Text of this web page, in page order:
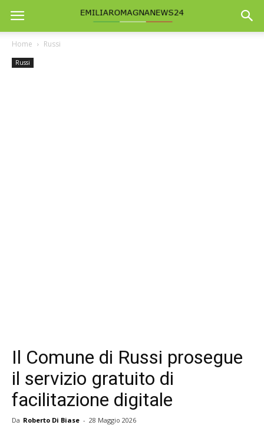
Home Russi
Russi
Il Comune di Russi prosegue
il servizio gratuito di
facilitazione digitale
Da Roberto Di Biase - 28 Maggio 2026